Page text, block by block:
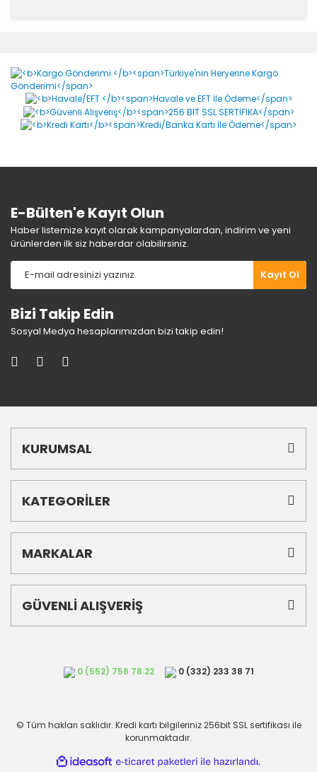
Yorum Yaz
Ürün resmi kalitesiz, bozuk veya görüntülenemiyor.
Ürün açıklamasında eksik bilgiler bulunuyor.
Ürün bilgilerinde hatalar bulunuyor.
E-Bülten'e Kayıt Olun
Haber listemize kayıt olarak kampanyalardan, indirim ve yeni
ürünlerden ilk siz haberdar olabilirsiniz.
Kayıt Ol
Bizi Takip Edin
Sosyal Medya hesaplarımızdan bizi takip edin!
KURUMSAL
KATEGORİLER
MARKALAR
GÜVENLİ ALIŞVERİŞ
0 (552) 756 78 22 0 (332) 233 38 71
© Tüm hakları saklıdır. Kredi kartı bilgileriniz 256bit SSL sertifikası ile
korunmaktadır.
ideasoft
e-